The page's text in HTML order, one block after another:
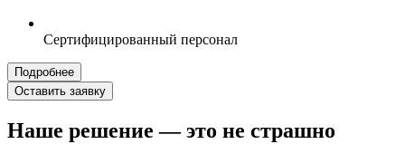
Сертифицированный персонал
Подробнее
Оставить заявку
Наше решение — это не страшно